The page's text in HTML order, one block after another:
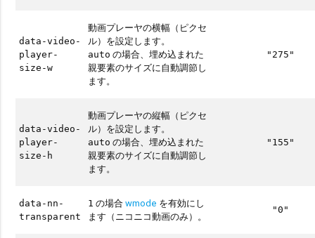
data-video-
player-
size-w
動画プレーヤの横幅（ピクセ
ル）を設定します。
auto の場合、埋め込まれた
親要素のサイズに自動調節し
ます。
"275"
data-video-
player-
size-h
動画プレーヤの縦幅（ピクセ
ル）を設定します。
auto の場合、埋め込まれた
親要素のサイズに自動調節し
ます。
"155"
data-nn-
transparent
1 の場合wmode を有効にし
ます（ニコニコ動画のみ）。
"0"